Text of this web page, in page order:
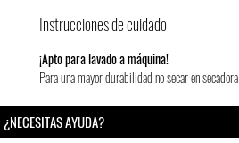
Instrucciones de cuidado
¡Apto para lavado a máquina!
Para una mayor durabilidad no secar en
¿NECESITAS AYUDA?